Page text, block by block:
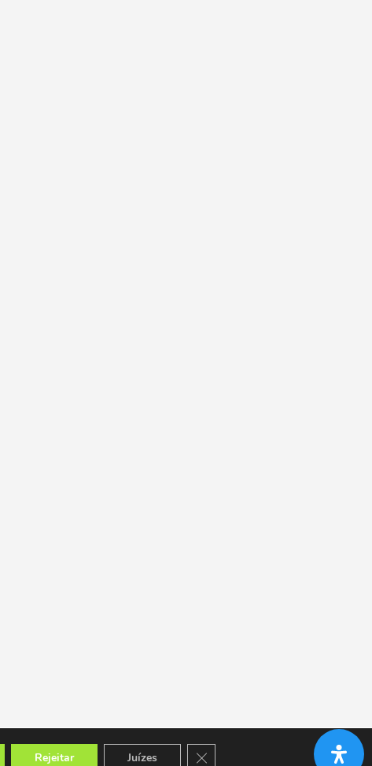
Rejeitar Juízes Close GDPR Cookie Banner